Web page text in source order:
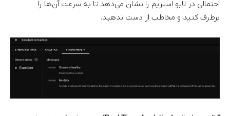
احتمالی در لایو استریم را نشان می‌دهد تا به سرعت آن‌ها را
برطرف کنید و مخاطب از دست ندهید.